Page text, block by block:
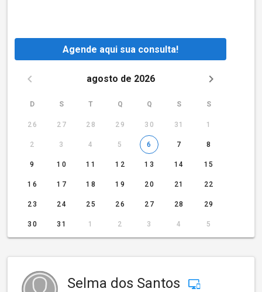
Agende aqui sua consulta!
agosto de 2026
D S T Q Q S S
26 27 28 29 30 31 1
2 3 4 5 6 7 8
9 10 11 12 13 14 15
16 17 18 19 20 21 22
23 24 25 26 27 28 29
30 31 1 2 3 4 5
Selma dos Santos